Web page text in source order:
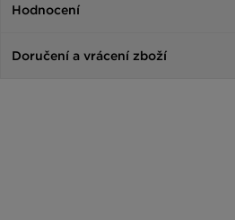
Hodnocení
Doručení a vrácení zboží